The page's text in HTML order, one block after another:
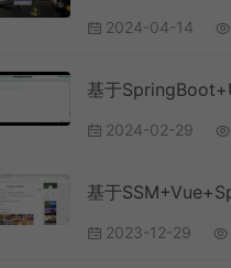
2024-04-14
2024-02-29
2023-12-29